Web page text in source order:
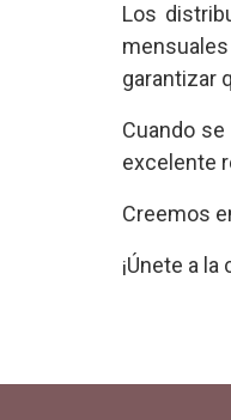
Los
garantizar
Cuando
excelente
Creemos
¡Únete a